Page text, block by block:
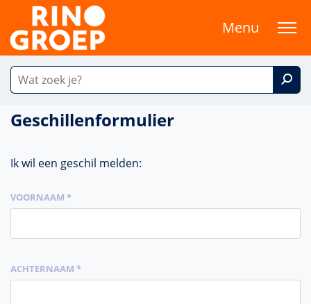
Menu
Geschillenformulier
Ik wil een geschil melden:
VOORNAAM *
ACHTERNAAM *